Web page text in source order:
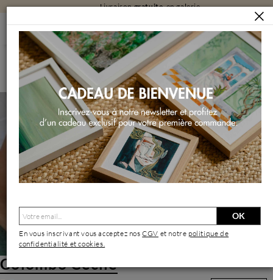
Livraisongratuiteen galerie
ARTISTES COLOMBO CÉCILE
Colombo Cécile | Artiste Contemporain : Oeuvres & Biographie
Colombo Cécile
OK
En vous inscrivant vous acceptez nosCGV et notre politique de
confidentialité et cookies.